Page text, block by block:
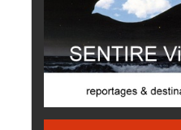
Mio nonno, salvato dai
Macchine di guerra